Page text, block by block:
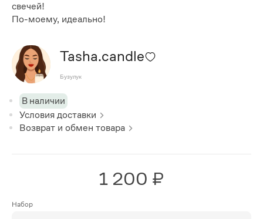
свечей!
По-моему, идеально!
Tasha.candle
Бузулук
В наличии
Условия доставки
Возврат и обмен товара
1 200 ₽
Набор